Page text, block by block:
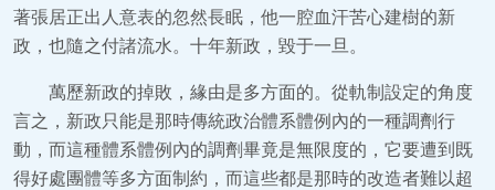
著張居正出人意表的忽然長眠，他一腔血汗苦心建樹的新
政，也隨之付諸流水。十年新政，毀于一旦。
萬歷新政的掉敗，緣由是多方面的。從軌制設定的角度
言之，新政只能是那時傳統政治體系體例內的一種調劑行
動，而這種體系體例內的調劑畢竟是無限度的，它要遭到既
得好處團體等多方面制約，而這些都是那時的改造者難以超